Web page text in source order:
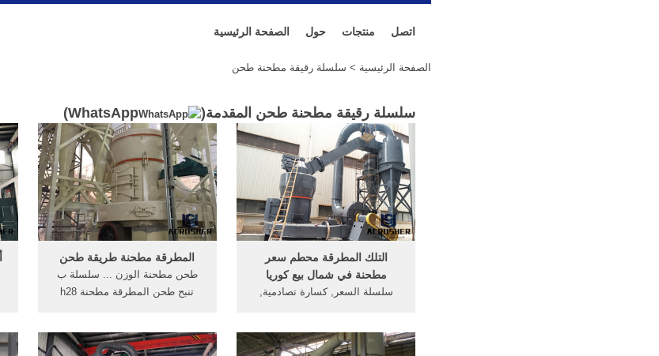
الصفحة الرئيسية حول منتجات اتصل
الصفحة الرئيسية > سلسلة رقيقة مطحنة طحن
سلسلة رقيقة مطحنة طحن المقدمة( WhatsApp
)
المطرقة مطحنة طريقة طحن
طحن مطحنة الوزن ... سلسلة ب
تنبح طحن المطرقة مطحنة h28
التلك المطرقة محطم سعر
مطحنة في شمال بيع كوريا
سلسلة السعر, كسارة تصادمية,
التلك. ...